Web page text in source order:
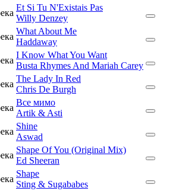
Et Si Tu N'Existais Pas
Willy Denzey
What About Me
Haddaway
I Know What You Want
Busta Rhymes And Mariah Carey
The Lady In Red
Chris De Burgh
Все мимо
Artik & Asti
Shine
Aswad
Shape Of You (Original Mix)
Ed Sheeran
Shape
Sting & Sugababes